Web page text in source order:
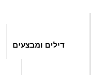
דילים ומבצעים